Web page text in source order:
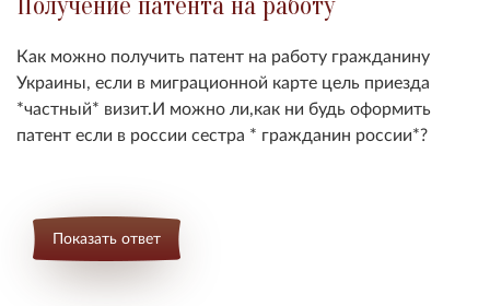
Получение патента на работу
Как можно получить патент на работу гражданину
Украины, если в миграционной карте цель приезда
*частный* визит.И можно ли,как ни будь оформить
патент если в россии сестра * гражданин россии*?
Показать ответ